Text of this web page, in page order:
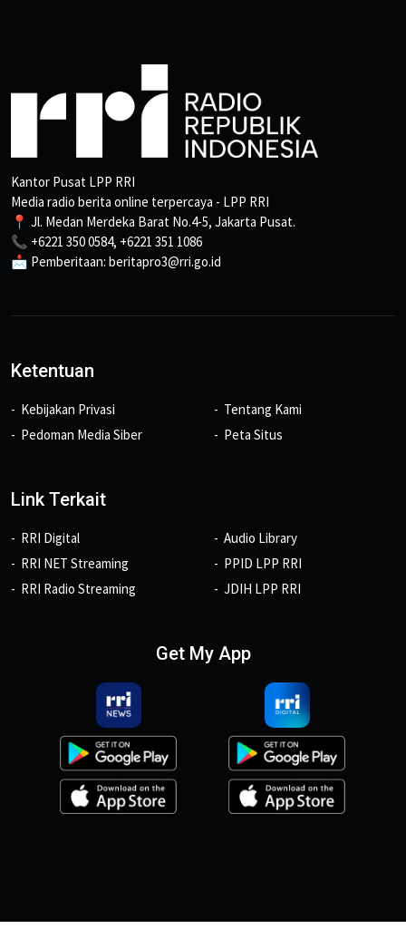
Kantor Pusat LPP RRI
Media radio berita online terpercaya - LPP RRI
📍 Jl. Medan Merdeka Barat No.4-5, Jakarta Pusat.
📞 +6221 350 0584, +6221 351 1086
📩 Pemberitaan: beritapro3@rri.go.id
Ketentuan
Kebijakan Privasi
Pedoman Media Siber
Tentang Kami
Peta Situs
Link Terkait
RRI Digital
RRI NET Streaming
RRI Radio Streaming
Audio Library
PPID LPP RRI
JDIH LPP RRI
Get My App